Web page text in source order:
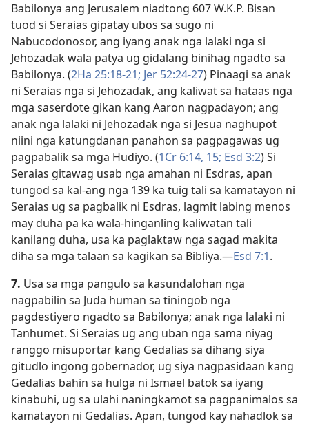
Babilonya ang Jerusalem niadtong 607 W.K.P. Bisan
tuod si Seraias gipatay ubos sa sugo ni
Nabucodonosor, ang iyang anak nga lalaki nga si
Jehozadak wala patya ug gidalang binihag ngadto sa
Babilonya. (2Ha 25:18-21; Jer 52:24-27) Pinaagi sa anak
ni Seraias nga si Jehozadak, ang kaliwat sa hataas nga
mga saserdote gikan kang Aaron nagpadayon; ang
anak nga lalaki ni Jehozadak nga si Jesua naghupot
niini nga katungdanan panahon sa pagpagawas ug
pagpabalik sa mga Hudiyo. (1Cr 6:​14, 15; Esd 3:2) Si
Seraias gitawag usab nga amahan ni Esdras, apan
tungod sa kal-ang nga 139 ka tuig tali sa kamatayon ni
Seraias ug sa pagbalik ni Esdras, lagmit labing menos
may duha pa ka wala-hinganling kaliwatan tali
kanilang duha, usa ka paglaktaw nga sagad makita
diha sa mga talaan sa kagikan sa Bibliya.​—Esd 7:1.
7. Usa sa mga pangulo sa kasundalohan nga
nagpabilin sa Juda human sa tiningob nga
pagdestiyero ngadto sa Babilonya; anak nga lalaki ni
Tanhumet. Si Seraias ug ang uban nga sama niyag
ranggo misuportar kang Gedalias sa dihang siya
gitudlo ingong gobernador, ug siya nagpasidaan kang
Gedalias bahin sa hulga ni Ismael batok sa iyang
kinabuhi, ug sa ulahi naningkamot sa pagpanimalos sa
kamatayon ni Gedalias. Apan, tungod kay nahadlok sa